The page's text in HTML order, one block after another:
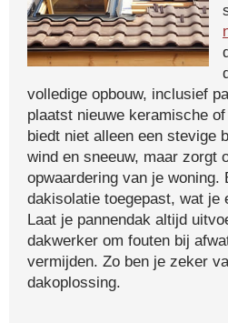
volledige opbouw, inclusief
plaatst nieuwe keramische
biedt niet alleen een stevige
wind en sneeuw, maar zorgt
opwaardering van je woning.
dakisolatie toegepast, wat je
Laat je pannendak altijd
dakwerker om fouten bij
vermijden. Zo ben je zeker
dakoplossing.